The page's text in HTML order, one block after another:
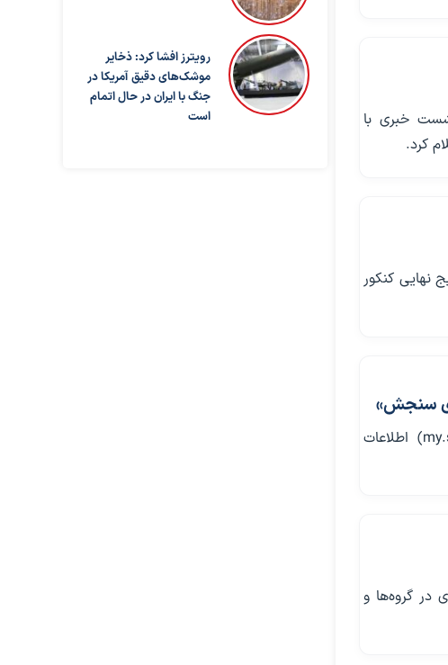
شهریور ماه در نشست خبری با
نهایی کنکور
سنجش»
دانش‌آموزان پایه دوازدهم با مراجعه به سامانه «مای سنجش» (my.sanjesh) اطلاعات
در گروه‌ها و
رویترز افشا کرد: ذخایر
موشک‌های دقیق آمریکا در
جنگ با ایران در حال اتمام
است